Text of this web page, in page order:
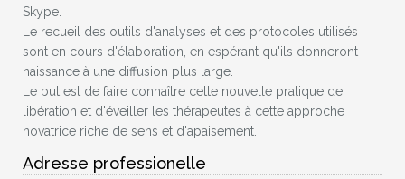
Skype.
Le recueil des outils d'analyses et des protocoles utilisés
sont en cours d'élaboration, en espérant qu'ils donneront
naissance à une diffusion plus large.
Le but est de faire connaître cette nouvelle pratique de
libération et d'éveiller les thérapeutes à cette approche
novatrice riche de sens et d'apaisement.
Adresse professionelle